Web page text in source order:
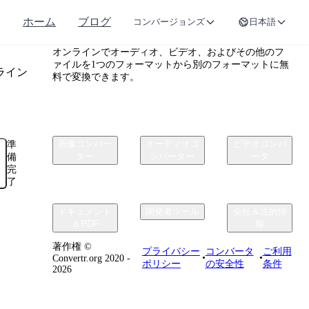
ホーム ブログ コンバージョンズ 日本語
イン
準
備
完
了
Convertr.org
オンラインでオーディオ、ビデオ、およびその他のフ
ァイルを1つのフォーマットから別のフォーマットに無
料で変換できます。
著作権 ©
Convertr.org 2020 -
2026
プライバシー
ポリシー
•
コンバータ
の安全性
•
ご利用
条件